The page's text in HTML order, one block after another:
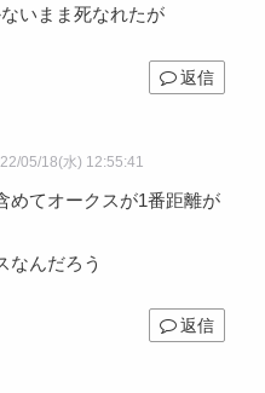
いまま死なれたが
返信
05/18(水) 12:55:41
めてオークスが1番距離が
なんだろう
返信